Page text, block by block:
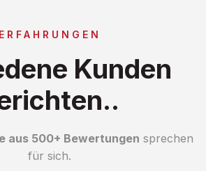
ERFAHRUNGEN
Kunden
aus 500+ Bewertungen sprechen
für sich.